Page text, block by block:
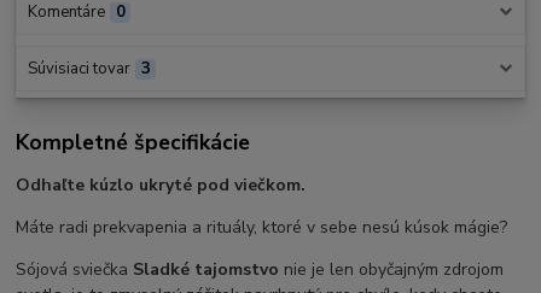
Komentáre 0
Súvisiaci tovar 3
Kompletné špecifikácie
Odhaľte kúzlo ukryté pod viečkom.
Máte radi prekvapenia a rituály, ktoré v sebe nesú kúsok mágie?
Sójová sviečka Sladké tajomstvo nie je len obyčajným zdrojom